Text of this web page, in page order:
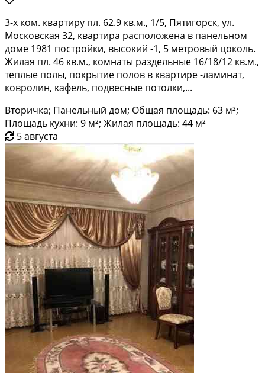
3-х ком. квартиру пл. 62.9 кв.м., 1/5, Пятигорск, ул.
Московская 32, квартира расположена в панельном
доме 1981 постройки, высокий -1, 5 метровый цоколь.
Жилая пл. 46 кв.м., комнаты раздельные 16/18/12 кв.м.,
теплые полы, покрытие полов в квартире -ламинат,
ковролин, кафель, подвесные потолки,...
Вторичка; Панельный дом; Общая площадь: 63 м²;
Площадь кухни: 9 м²; Жилая площадь: 44 м²
5 августа